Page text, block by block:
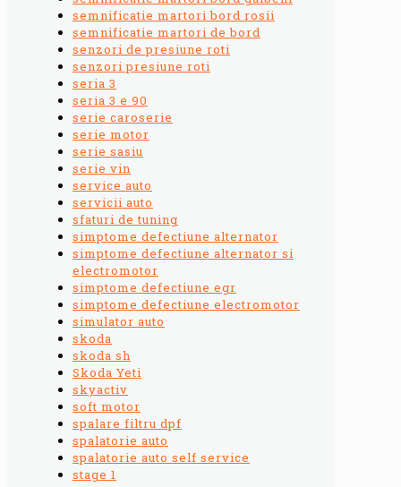
semnificatie martori bord rosii
semnificatie martori de bord
senzori de presiune roti
senzori presiune roti
seria 3
seria 3 e 90
serie caroserie
serie motor
serie sasiu
serie vin
service auto
servicii auto
sfaturi de tuning
simptome defectiune alternator
simptome defectiune alternator si
electromotor
simptome defectiune egr
simptome defectiune electromotor
simulator auto
skoda
skoda sh
Skoda Yeti
skyactiv
soft motor
spalare filtru dpf
spalatorie auto
spalatorie auto self service
stage 1